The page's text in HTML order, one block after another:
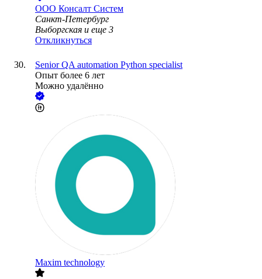
ООО Консалт Систем
Санкт-Петербург
Выборгская и еще 3
Откликнуться
Senior QA automation Python specialist
Опыт более 6 лет
Можно удалённо
Maxim technology